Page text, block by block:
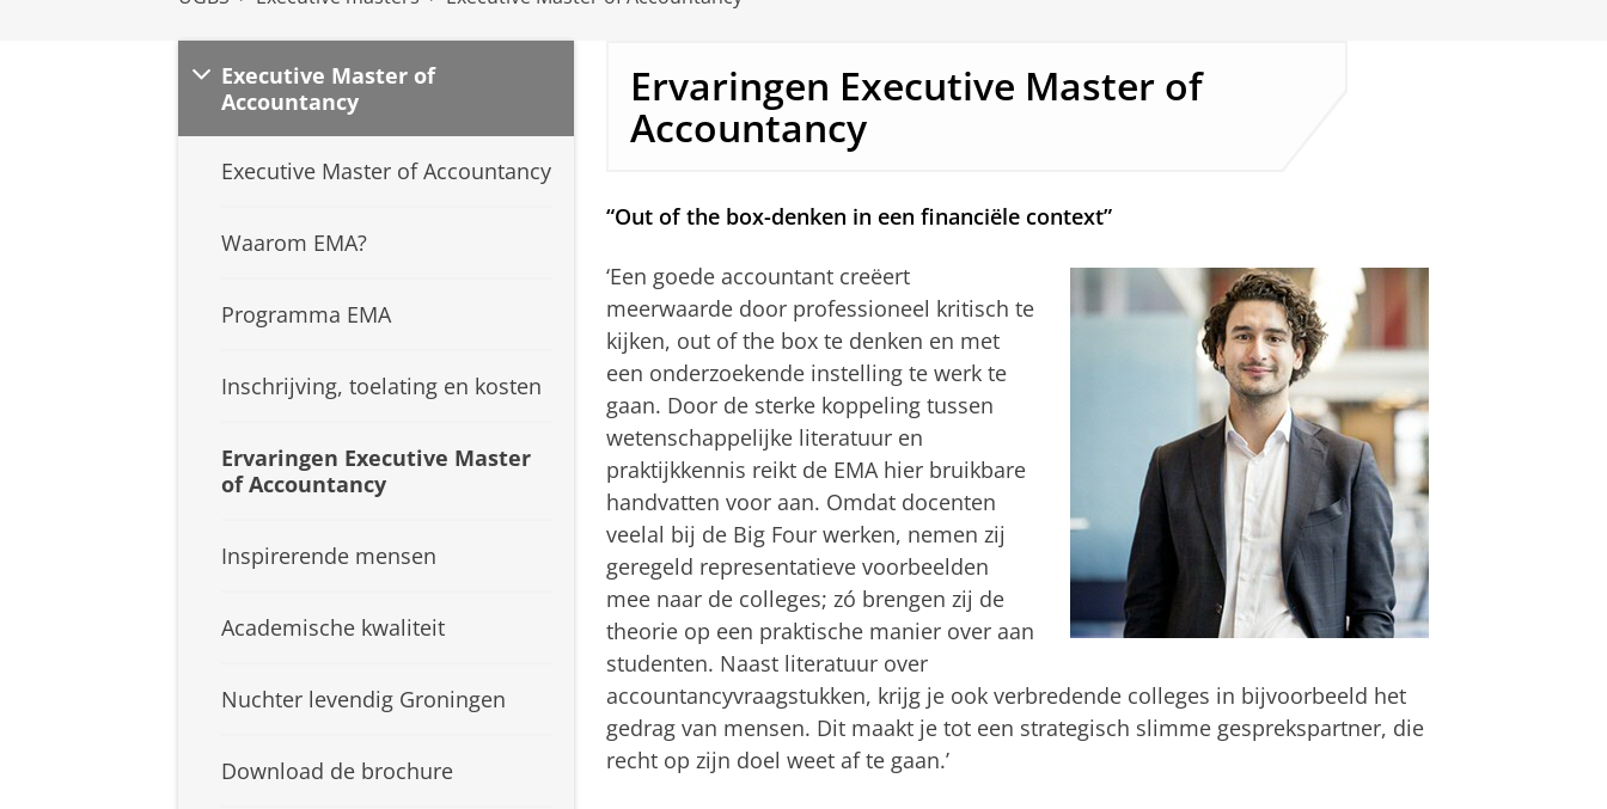
Executive Master of
Accountancy
Executive Master of Accountancy
Waarom EMA?
Programma EMA
Inschrijving, toelating en kosten
Ervaringen Executive Master
of Accountancy
Inspirerende mensen
Academische kwaliteit
Nuchter levendig Groningen
Download de brochure
Ervaringen Executive Master of
Accountancy
“Out of the box-denken in een financiële context”
‘Een goede accountant creëert
meerwaarde door professioneel kritisch te
kijken, out of the box te denken en met
een onderzoekende instelling te werk te
gaan. Door de sterke koppeling tussen
wetenschappelijke literatuur en
praktijkkennis reikt de EMA hier bruikbare
handvatten voor aan. Omdat docenten
veelal bij de Big Four werken, nemen zij
geregeld representatieve voorbeelden
mee naar de colleges; zó brengen zij de
theorie op een praktische manier over aan
studenten. Naast literatuur over
accountancyvraagstukken, krijg je ook verbredende colleges in bijvoorbeeld het
gedrag van mensen. Dit maakt je tot een strategisch slimme gesprekspartner, die
recht op zijn doel weet af te gaan.’